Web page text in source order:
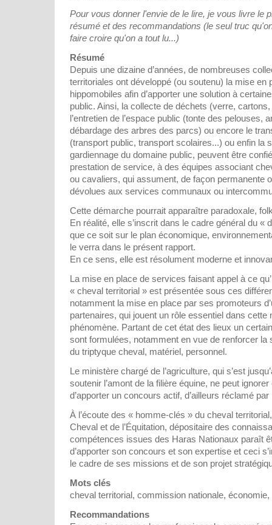
Pour vous donner l'envie de le lire, je vous livre le
résumé et des recommandations (le seul truc
faire croire qu'on a tout lu...)
Résumé
Depuis une dizaine d’années, de nombreuses
territoriales ont développé (ou soutenu) la mise en
hippomobiles afin d’apporter une solution à
public. Ainsi, la collecte de déchets (verre,
l’entretien de l’espace public (tonte des pelouses,
débardage des arbres des parcs) ou encore le
(transport public, transport scolaires...) ou enfin la
gardiennage du domaine public, peuvent être
prestation de service, à des équipes associant
ou cavaliers, qui assument, de façon permanente
dévolues aux services communaux ou
Cette démarche pourrait apparaître paradoxale,
En réalité, elle s’inscrit dans le cadre général du «
que ce soit sur le plan économique,
le verra dans le présent rapport.
En ce sens, elle est résolument moderne et
La mise en place de services faisant appel à ce
« cheval territorial » est présentée sous ces
notamment la mise en place par ses promoteurs
partenaires, qui jouent un rôle essentiel dans cette
phénomène. Partant de cet état des lieux un
sont formulées, notamment en vue de renforcer la
du triptyque cheval, matériel, personnel.
Le ministère chargé de l’agriculture, qui s’est
soutenir l’amont de la filière équine, ne peut
d’apporter un concours actif, d’ailleurs réclamé
À l’écoute des « homme-clés » du cheval
Cheval et de l’Équitation, dépositaire des
compétences issues des Haras Nationaux paraît
d’apporter son concours et son expertise et ceci
le cadre de ses missions et de son projet
Mots clés
cheval territorial, commission nationale,
Recommandations